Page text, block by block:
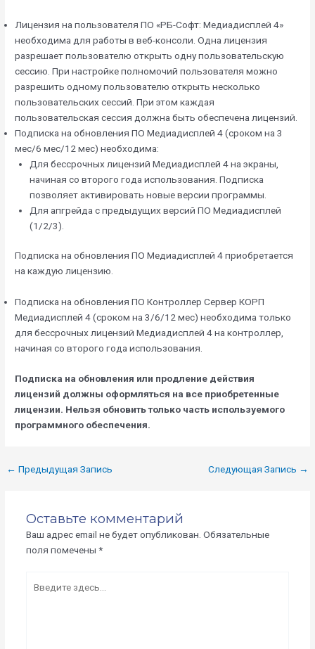
Лицензия на пользователя ПО «РБ-Софт: Медиадисплей 4»
необходима для работы в веб-консоли. Одна лицензия
разрешает пользователю открыть одну пользовательскую
сессию. При настройке полномочий пользователя можно
разрешить одному пользователю открыть несколько
пользовательских сессий. При этом каждая
пользовательская сессия должна быть обеспечена лицензий.
Подписка на обновления ПО Медиадисплей 4 (сроком на 3
мес/6 мес/12 мес) необходима:
Для бессрочных лицензий Медиадисплей 4 на экраны,
начиная со второго года использования. Подписка
позволяет активировать новые версии программы.
Для апгрейда с предыдущих версий ПО Медиадисплей
(1/2/3).
Подписка на обновления ПО Медиадисплей 4 приобретается
на каждую лицензию.
Подписка на обновления ПО Контроллер Сервер КОРП
Медиадисплей 4 (сроком на 3/6/12 мес) необходима только
для бессрочных лицензий Медиадисплей 4 на контроллер,
начиная со второго года использования.
Подписка на обновления или продление действия
лицензий должны оформляться на все приобретенные
лицензии. Нельзя обновить только часть используемого
программного обеспечения.
← Предыдущая Запись Следующая Запись →
Оставьте комментарий
Ваш адрес email не будет опубликован. Обязательные
поля помечены *
здесь...